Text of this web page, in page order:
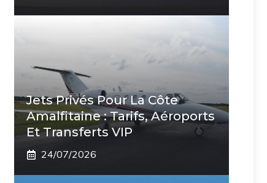
Jets Privés Pour La Côte
Amalfitaine : Tarifs, Aéroports
Et Transferts VIP
24/07/2026